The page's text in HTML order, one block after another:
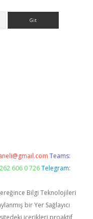
Teams:
606 0 726 Telegram:
Bilgi Teknolojileri
bir Yer Sağlayıcı
içerikleri proaktif